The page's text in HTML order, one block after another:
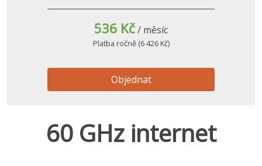
536 Kč/ měsíc
Platba ročně (6 426 Kč)
Objednat
60 GHz internet